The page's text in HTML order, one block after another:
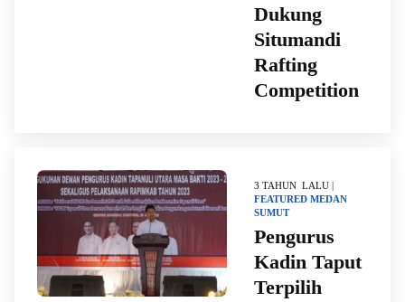
Dukung
Situmandi
Rafting
Competition
3 TAHUN LALU |
FEATURED MEDAN
SUMUT
Pengurus
Kadin Taput
Terpilih